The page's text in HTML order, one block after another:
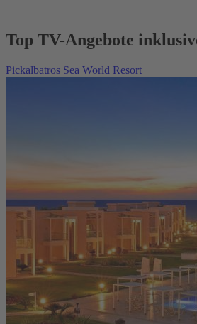
Top TV-Angebote
Pickalbatros Sea World Resort